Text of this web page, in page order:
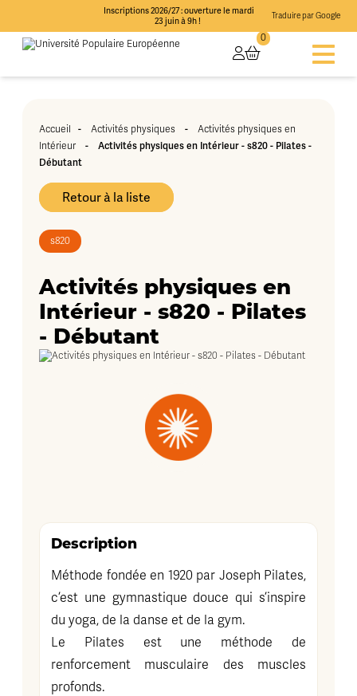
Inscriptions 2026/27 : ouverture le mardi
23 juin à 9h !
Traduire par Google
0
Accueil - Activités physiques - Activités physiques en
Intérieur
- Activités physiques en Intérieur - s820 - Pilates -
Débutant
Retour à la liste
s820
Activités physiques en
Intérieur - s820 - Pilates
- Débutant
Description
Méthode fondée en 1920 par Joseph Pilates,
c’est une gymnastique douce qui s’inspire
du yoga, de la danse et de la gym.
Le Pilates est une méthode de
renforcement musculaire des muscles
profonds.